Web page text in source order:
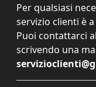
Per qualsiasi
servizio clienti è
Puoi contattarci
scrivendo una